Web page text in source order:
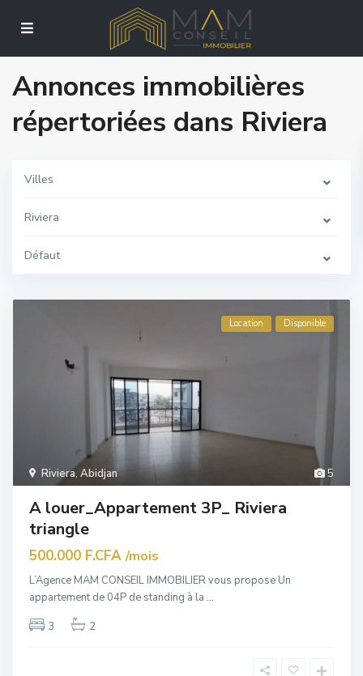
Annonces immobilières
répertoriées dans Riviera
Villes
Riviera
Défaut
5
Riviera,Abidjan
Location Disponible
A louer_Appartement 3P_ Riviera
triangle
500.000 F.CFA/mois
L’Agence MAM CONSEIL IMMOBILIER vous propose Un
appartement de 04P de standing à la ...
3
2